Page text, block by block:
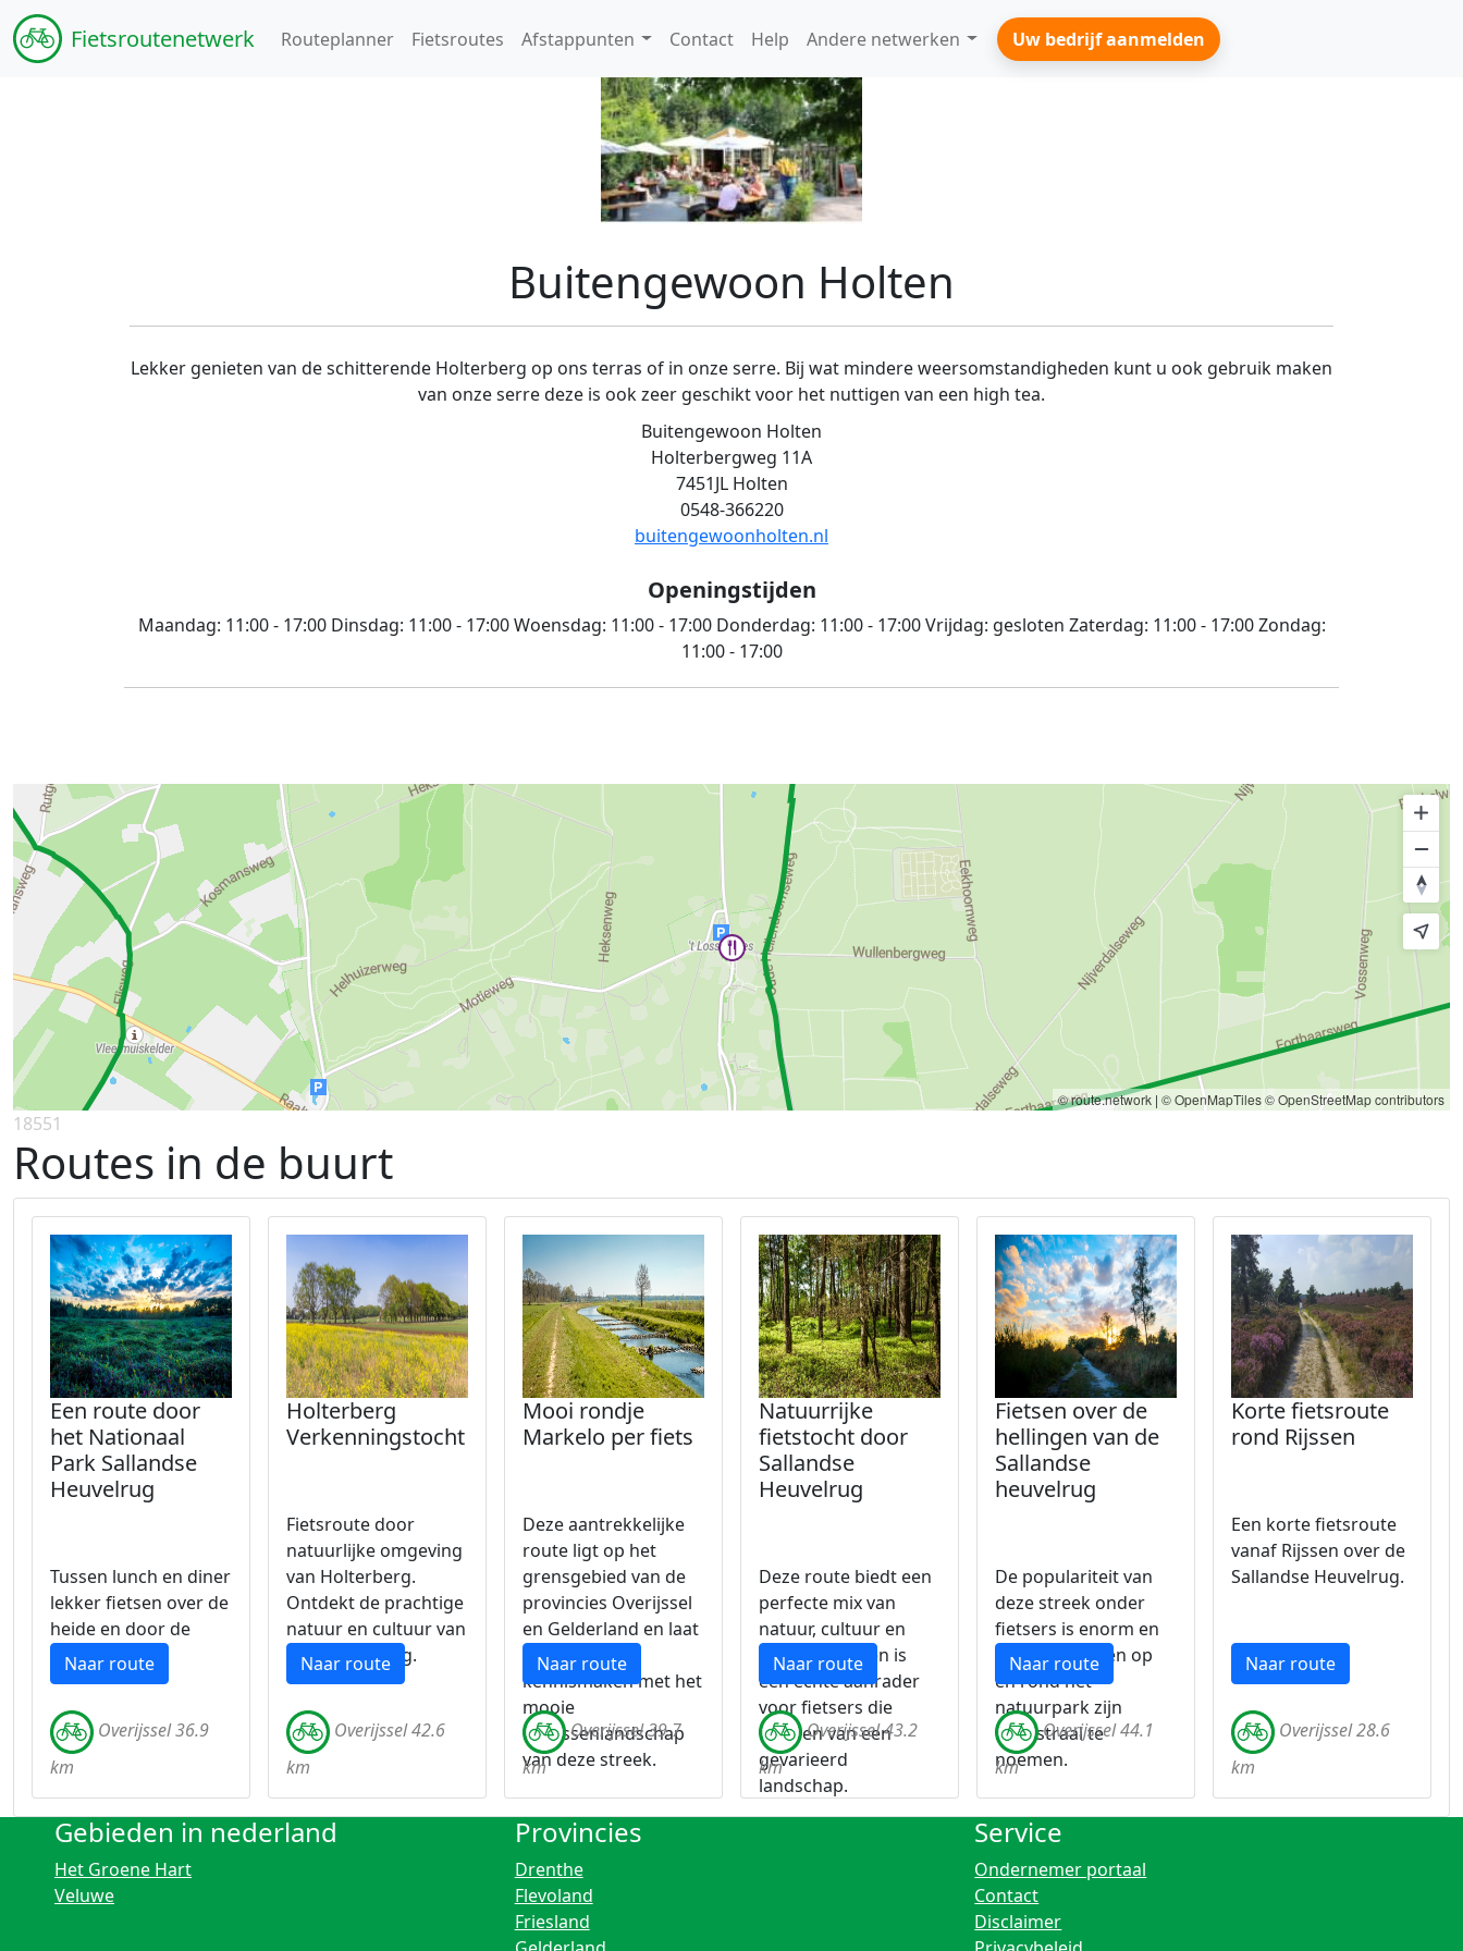
Fietsroutenetwerk Routeplanner Fietsroutes Afstappunten Contact Help Andere netwerken Uw bedrijf aanmelden
Buitengewoon Holten
Lekker genieten van de schitterende Holterberg op ons terras of in onze serre. Bij wat mindere weersomstandigheden kunt u ook gebruik maken
van onze serre deze is ook zeer geschikt voor het nuttigen van een high tea.
Buitengewoon Holten
Holterbergweg 11A
7451JL Holten
0548-366220
buitengewoonholten.nl
Openingstijden
Maandag: 11:00 - 17:00Dinsdag: 11:00 - 17:00Woensdag: 11:00 - 17:00Donderdag: 11:00 - 17:00Vrijdag: gesloten Zaterdag: 11:00 - 17:00Zondag:
11:00 - 17:00
© route.network | © OpenMapTiles© OpenStreetMap contributors
18551
Routes in de buurt
Een route door
het Nationaal
Park Sallandse
Heuvelrug
Tussen lunch en diner
lekker fietsen over de
heide en door de
bossen.
Naar route
Overijssel 36.9
km
Holterberg
Verkenningstocht
Fietsroute door
natuurlijke omgeving
van Holterberg.
Ontdekt de prachtige
natuur en cultuur van
deze omgeving.
Naar route
Overijssel 42.6
km
Mooi rondje
Markelo per fiets
Deze aantrekkelijke
route ligt op het
grensgebied van de
provincies Overijssel
en Gelderland en laat
de fietser
kennismaken met het
mooie
coulissenlandschap
van deze streek.
Naar route
Overijssel 39.7
km
Natuurrijke
fietstocht door
Sallandse
Heuvelrug
Deze route biedt een
perfecte mix van
natuur, cultuur en
ontspanning en is
een echte aanrader
voor fietsers die
houden van een
gevarieerd
landschap.
Naar route
Overijssel 43.2
km
Fietsen over de
hellingen van de
Sallandse
heuvelrug
De populariteit van
deze streek onder
fietsers is enorm en
de vergezichten op
en rond het
natuurpark zijn
magistraal te
noemen.
Naar route
Overijssel 44.1
km
Korte fietsroute
rond Rijssen
Een korte fietsroute
vanaf Rijssen over de
Sallandse Heuvelrug.
Naar route
Overijssel 28.6
km
Gebieden in nederland
Het Groene Hart
Veluwe
Provincies
Drenthe
Flevoland
Friesland
Service
Ondernemer portaal
Contact
Disclaimer